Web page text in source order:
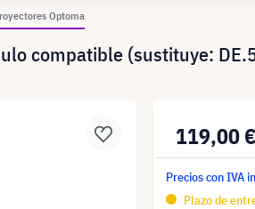
Optoma
compatible (sustituye:
119,00
Precios con IVA
Plazo de